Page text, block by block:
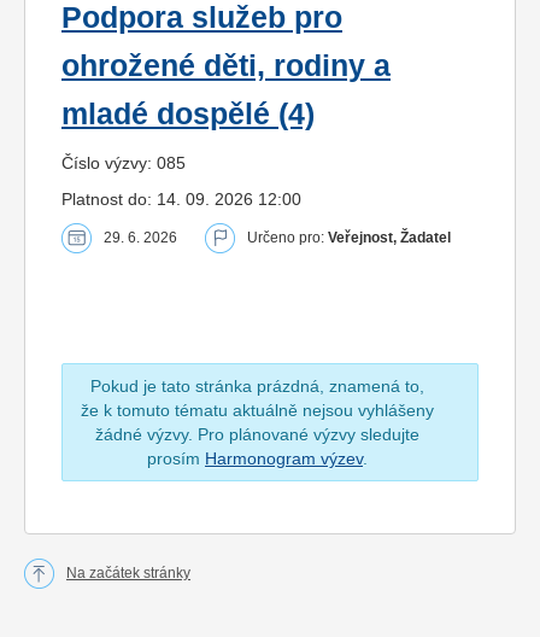
Podpora služeb pro
ohrožené děti, rodiny a
mladé dospělé (4)
Číslo výzvy: 085
Platnost do: 14. 09. 2026 12:00
29. 6. 2026 Určeno pro: Veřejnost, Žadatel
Pokud je tato stránka prázdná, znamená to,
že k tomuto tématu aktuálně nejsou vyhlášeny
žádné výzvy. Pro plánované výzvy sledujte
prosím Harmonogram výzev.
Na začátek stránky